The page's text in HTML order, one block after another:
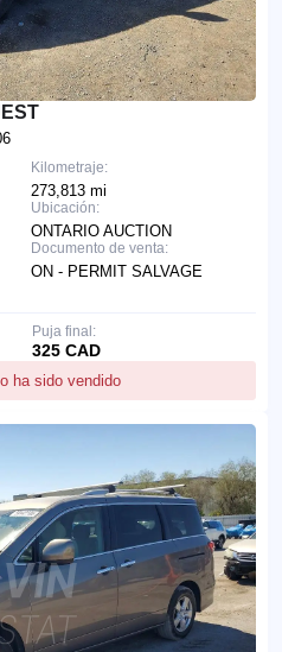
Kilometraje:
273,813 mi
Ubicación:
ONTARIO AUCTION
Documento de venta:
ON - PERMIT SALVAGE
ha sido vendido
Puja final:
325 CAD